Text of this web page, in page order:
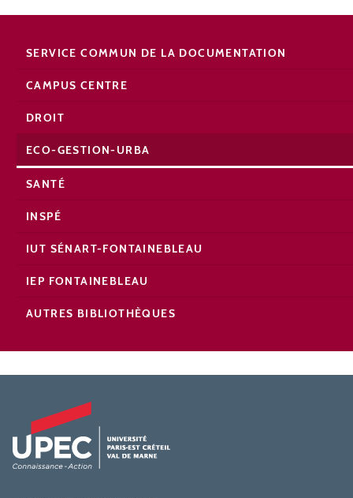
SERVICE COMMUN DE LA DOCUMENTATION
CAMPUS CENTRE
DROIT
ECO-GESTION-URBA
SANTÉ
INSPÉ
IUT SÉNART-FONTAINEBLEAU
IEP FONTAINEBLEAU
AUTRES BIBLIOTHÈQUES